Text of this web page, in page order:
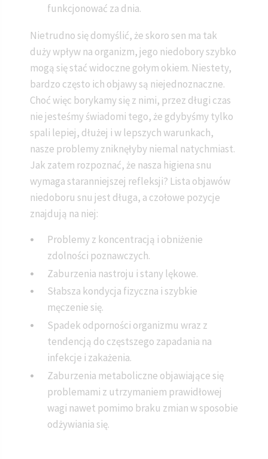
funkcjonować za dnia.
Nietrudno się domyślić, że skoro sen ma tak
duży wpływ na organizm, jego niedobory szybko
mogą się stać widoczne gołym okiem. Niestety,
bardzo często ich objawy są niejednoznaczne.
Choć więc borykamy się z nimi, przez długi czas
nie jesteśmy świadomi tego, że gdybyśmy tylko
spali lepiej, dłużej i w lepszych warunkach,
nasze problemy zniknęłyby niemal natychmiast.
Jak zatem rozpoznać, że nasza higiena snu
wymaga staranniejszej refleksji? Lista objawów
niedoboru snu jest długa, a czołowe pozycje
znajdują na niej:
Problemy z koncentracją i obniżenie
zdolności poznawczych.
Zaburzenia nastroju i stany lękowe.
Słabsza kondycja fizyczna i szybkie
męczenie się.
Spadek odporności organizmu wraz z
tendencją do częstszego zapadania na
infekcje i zakażenia.
Zaburzenia metaboliczne objawiające się
problemami z utrzymaniem prawidłowej
wagi nawet pomimo braku zmian w sposobie
odżywiania się.